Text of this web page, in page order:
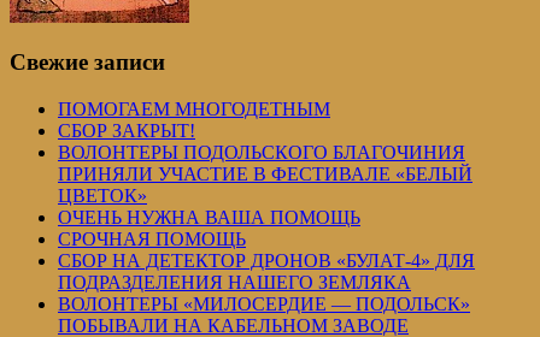
Свежие записи
ПОМОГАЕМ МНОГОДЕТНЫМ
СБОР ЗАКРЫТ!
ВОЛОНТЕРЫ ПОДОЛЬСКОГО БЛАГОЧИНИЯ
ПРИНЯЛИ УЧАСТИЕ В ФЕСТИВАЛЕ «БЕЛЫЙ
ЦВЕТОК»
ОЧЕНЬ НУЖНА ВАША ПОМОЩЬ
СРОЧНАЯ ПОМОЩЬ
СБОР НА ДЕТЕКТОР ДРОНОВ «БУЛАТ-4» ДЛЯ
ПОДРАЗДЕЛЕНИЯ НАШЕГО ЗЕМЛЯКА
ВОЛОНТЕРЫ «МИЛОСЕРДИЕ — ПОДОЛЬСК»
ПОБЫВАЛИ НА КАБЕЛЬНОМ ЗАВОДЕ